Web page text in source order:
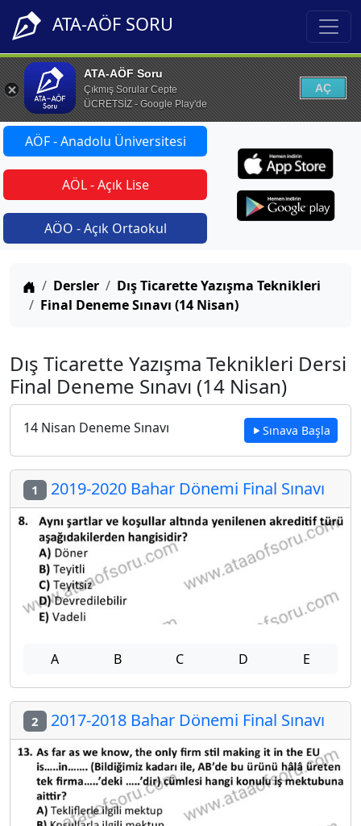
ATA-AÖF SORU
ATA-AÖF Soru
Çıkmış Sorular Cepte
ÜCRETSİZ - Google Play'de
AÇ
AÖF - Anadolu Üniversitesi
AÖL - Açık Lise
AÖO - Açık Ortaokul
Anasayfa
Dersler
Dış Ticarette Yazışma Teknikleri
Final Deneme Sınavı (14 Nisan)
Dış Ticarette Yazışma Teknikleri Dersi
Final Deneme Sınavı (14 Nisan)
14 Nisan Deneme Sınavı Sınava Başla
1 2019-2020 Bahar Dönemi Final Sınavı
A B C D E
2 2017-2018 Bahar Dönemi Final Sınavı